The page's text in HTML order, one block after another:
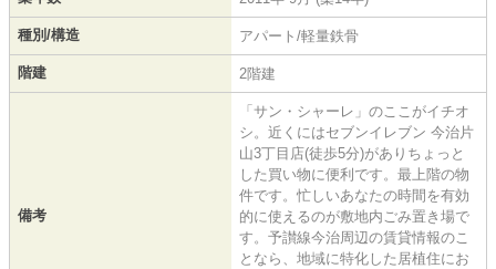
種別/構造 アパート/軽量鉄骨
階建 2階建
備考
「サン・シャーレ」のここがイチオ
シ。近くにはセブンイレブン 今治片
山3丁目店(徒歩5分)がありちょっと
した買い物に便利です。最上階の物
件です。忙しいあなたの時間を有効
的に使えるのが敷地内ごみ置き場で
す。予讃線今治周辺の賃貸情報のこ
となら、地域に特化した居植住にお